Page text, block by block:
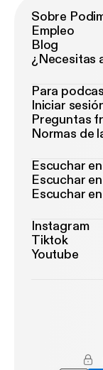
Sobre
Empleo
Blog
¿Necesitas
Para
Iniciar
Preguntas
Normas de
Escuchar
Escuchar
Escuchar
Instagram
Tiktok
Youtube